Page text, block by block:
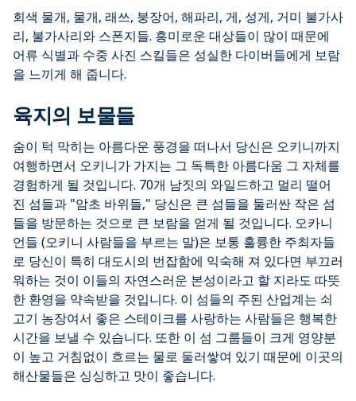
회색 물개, 물개, 래쓰, 붕장어, 해파리, 게, 성게, 거미 불가사
리, 불가사리와 스폰지들. 흥미로운 대상들이 많이 때문에
어류 식별과 수중 사진 스킬들은 성실한 다이버들에게 보람
을 느끼게 해 줍니다.
육지의 보물들
숨이 턱 막히는 아름다운 풍경을 떠나서 당신은 오키니까지
여행하면서 오키니가 가지는 그 독특한 아름다움 그 자체를
경험하게 될 것입니다. 70개 남짓의 와일드하고 멀리 떨어
진 섬들과 "암초 바위들," 당신은 큰 섬들을 둘러싼 작은 섬
들을 방문하는 것으로 큰 보람을 얻게 될 것입니다. 오카니
언들 (오키니 사람들을 부르는 말)은 보통 훌륭한 주최자들
로 당신이 특히 대도시의 번잡함에 익숙해 져 있다면 부끄러
워하는 것이 이들의 자연스러운 본성이라고 할 지라도 따뜻
한 환영을 약속받을 것입니다. 이 섬들의 주된 산업계는 쇠
고기 농장여서 좋은 스테이크를 사랑하는 사람들은 행복한
시간을 보낼 수 있습니다. 또한 이 섬 그룹들이 크게 영양분
이 높고 거침없이 흐르는 물로 둘러쌓여 있기 때문에 이곳의
해산물들은 싱싱하고 맛이 좋습니다.